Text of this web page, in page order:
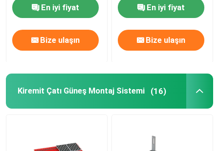
En iyi fiyat
Bize ulaşın
En iyi fiyat
Bize ulaşın
Kiremit Çatı Güneş Montaj Sistemi (16)